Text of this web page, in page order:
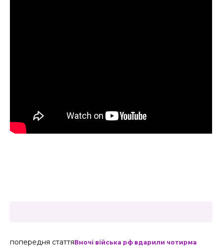
попередня статтяВночі війська рф вдарили чотирма